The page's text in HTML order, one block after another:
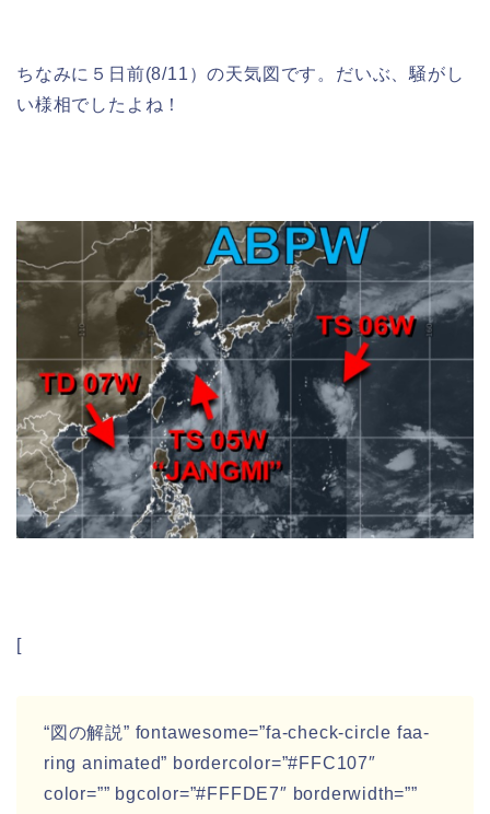
ちなみに５日前(8/11）の天気図です。だいぶ、騒がし
い様相でしたよね！
[
“図の解説” fontawesome=”fa-check-circle faa-
ring animated” bordercolor=”#FFC107″
color=”” bgcolor=”#FFFDE7″ borderwidth=””